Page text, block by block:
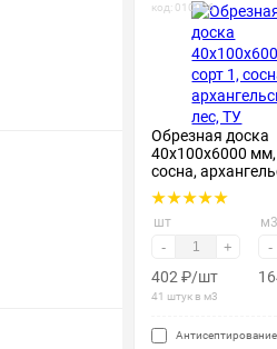
код: 010036
Обрезная доска
40х100х6000 мм,
сосна,
шт
- +
402 ₽/шт
41 штук в м3
м3
-